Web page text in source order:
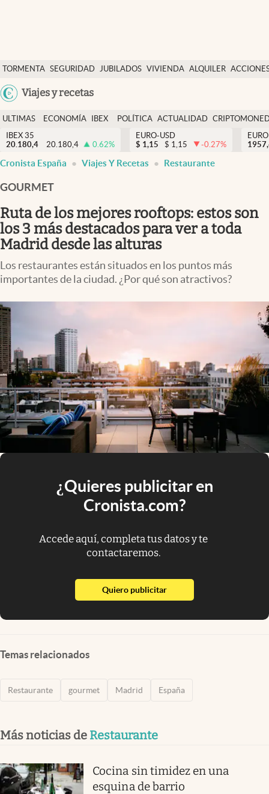
TORMENTA SEGURIDAD JUBILADOS VIVIENDA ALQUILER
Viajes y recetas
Economía y finanzas
Política
Actualidad
Criptomonedas
España
ULTIMAS
NOTICIAS
ECONOMÍA
FINANZAS
IBEX
EURO
POLÍTICA ACTUALIDAD
IBEX 35
20.180,4
20.180,4 0.62%
EURO-USD
$ 1,15 $ 1,15 -0.27%
Cronista España Viajes Y Recetas Restaurante
GOURMET
Ruta de los mejores rooftops: estos son
los 3 más destacados para ver a toda
Madrid desde las alturas
Los restaurantes están situados en los puntos más
importantes de la ciudad. ¿Por qué son atractivos?
¿Quieres publicitar en
Cronista.com?
Accede aquí, completa tus datos y te
contactaremos.
Quiero publicitarabre en nueva pestaña
Temas relacionados
Restaurante gourmet Madrid España
Más noticias de Restaurante
Cocina sin timidez en una
esquina de barrio